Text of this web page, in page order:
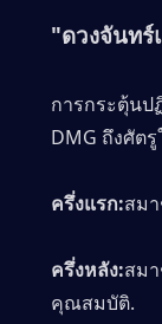
"ดวงจันท
การกระตุ้นป
DMG ถึงศัต
ครึ่งแรก:สม
ครึ่งหลัง:สม
คุณสมบัติ.